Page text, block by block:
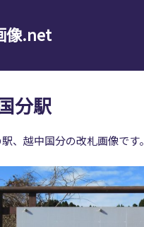
像.net
分駅
、越中国分の改札画像です。